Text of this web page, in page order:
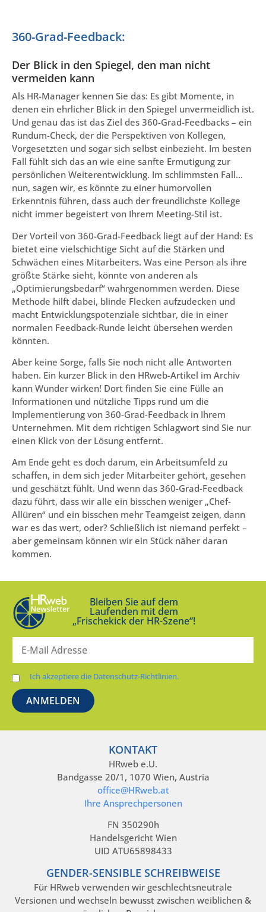
360-Grad-Feedback:
Der Blick in den Spiegel, den man nicht
vermeiden kann
Als HR-Manager kennen Sie das: Es gibt Momente, in
denen ein ehrlicher Blick in den Spiegel unvermeidlich ist.
Und genau das ist das Ziel des 360-Grad-Feedbacks – ein
Rundum-Check, der die Perspektiven von Kollegen,
Vorgesetzten und sogar sich selbst einbezieht. Im besten
Fall fühlt sich das an wie eine sanfte Ermutigung zur
persönlichen Weiterentwicklung. Im schlimmsten Fall…
nun, sagen wir, es könnte zu einer humorvollen
Erkenntnis führen, dass auch der freundlichste Kollege
nicht immer begeistert von Ihrem Meeting-Stil ist.
Der Vorteil von 360-Grad-Feedback liegt auf der Hand: Es
bietet eine vielschichtige Sicht auf die Stärken und
Schwächen eines Mitarbeiters. Was eine Person als ihre
größte Stärke sieht, könnte von anderen als
„Optimierungsbedarf“ wahrgenommen werden. Diese
Methode hilft dabei, blinde Flecken aufzudecken und
macht Entwicklungspotenziale sichtbar, die in einer
normalen Feedback-Runde leicht übersehen werden
könnten.
Aber keine Sorge, falls Sie noch nicht alle Antworten
haben. Ein kurzer Blick in den HRweb-Artikel im Archiv
kann Wunder wirken! Dort finden Sie eine Fülle an
Informationen und nützliche Tipps rund um die
Implementierung von 360-Grad-Feedback in Ihrem
Unternehmen. Mit dem richtigen Schlagwort sind Sie nur
einen Klick von der Lösung entfernt.
Am Ende geht es doch darum, ein Arbeitsumfeld zu
schaffen, in dem sich jeder Mitarbeiter gehört, gesehen
und geschätzt fühlt. Und wenn das 360-Grad-Feedback
dazu führt, dass wir alle ein bisschen weniger „Chef-
Allüren“ und ein bisschen mehr Teamgeist zeigen, dann
war es das wert, oder? Schließlich ist niemand perfekt –
aber gemeinsam können wir ein Stück näher daran
kommen.
Bleiben Sie auf dem
Laufenden mit dem
„Frischekick der HR-Szene“!
Ich akzeptiere die Datenschutz-Richtlinien.
KONTAKT
HRweb e.U.
Bandgasse 20/1, 1070 Wien, Austria
office@HRweb.at
Ihre Ansprechpersonen
FN 350290h
Handelsgericht Wien
UID ATU65898433
GENDER-SENSIBLE SCHREIBWEISE
Für HRweb verwenden wir geschlechtsneutrale
Versionen und wechseln bewusst zwischen weiblichen &